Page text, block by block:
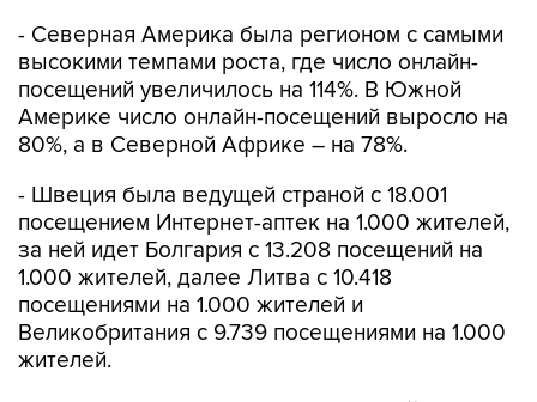
- Северная Америка была регионом с самыми
высокими темпами роста, где число онлайн-
посещений увеличилось на 114%. В Южной
Америке число онлайн-посещений выросло на
80%, а в Северной Африке – на 78%.
- Швеция была ведущей страной с 18.001
посещением Интернет-аптек на 1.000 жителей,
за ней идет Болгария с 13.208 посещений на
1.000 жителей, далее Литва с 10.418
посещениями на 1.000 жителей и
Великобритания с 9.739 посещениями на 1.000
жителей.